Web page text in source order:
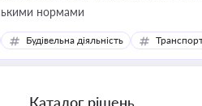
нормами
Будівельна діяльність
Каталог рішень